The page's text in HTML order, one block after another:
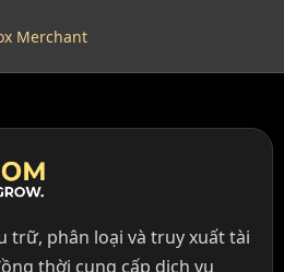
Merchant
trữ, phân loại và truy xuất tài
thời cung cấp dịch vụ